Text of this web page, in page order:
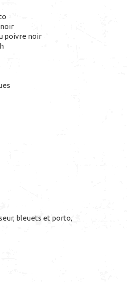
poivre noir
bleuets et porto,